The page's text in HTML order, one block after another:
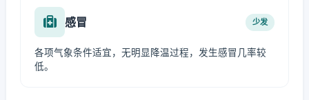
感冒 少发
各项气象条件适宜，无明显降温过程，发生感冒几率较
低。